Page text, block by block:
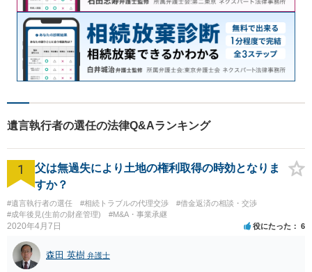
遺言執行者の選任の法律Q&Aランキング
1
父は無過失により土地の権利取得の時効となりま
すか？
#遺言執行者の選任 #相続トラブルの代理交渉
#借金返済の相談・交渉
#成年後見(生前の財産管理)
#M&A・事業承継
2020年4月7日 役にたった 6
森田 英樹 弁護士